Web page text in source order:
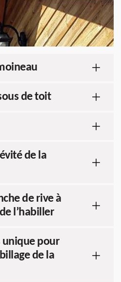
de toit
de la
de rive à
l’habiller
unique pour
de la